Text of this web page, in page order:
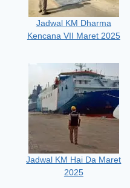
Jadwal KM Dharma
Kencana VII Maret 2025
Jadwal KM Hai Da Maret
2025